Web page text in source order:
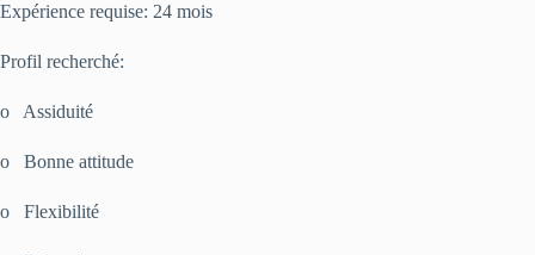
Expérience requise: 24 mois
Profil recherché:
o Assiduité
o Bonne attitude
o Flexibilité